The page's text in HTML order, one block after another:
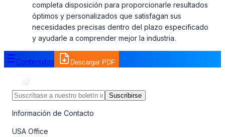
completa disposición para proporcionarle resultados
óptimos y personalizados que satisfagan sus
necesidades precisas dentro del plazo especificado
y ayudarle a comprender mejor la industria.
Contenidos Descargar PDF
Suscribirse
Información de Contacto
USA Office